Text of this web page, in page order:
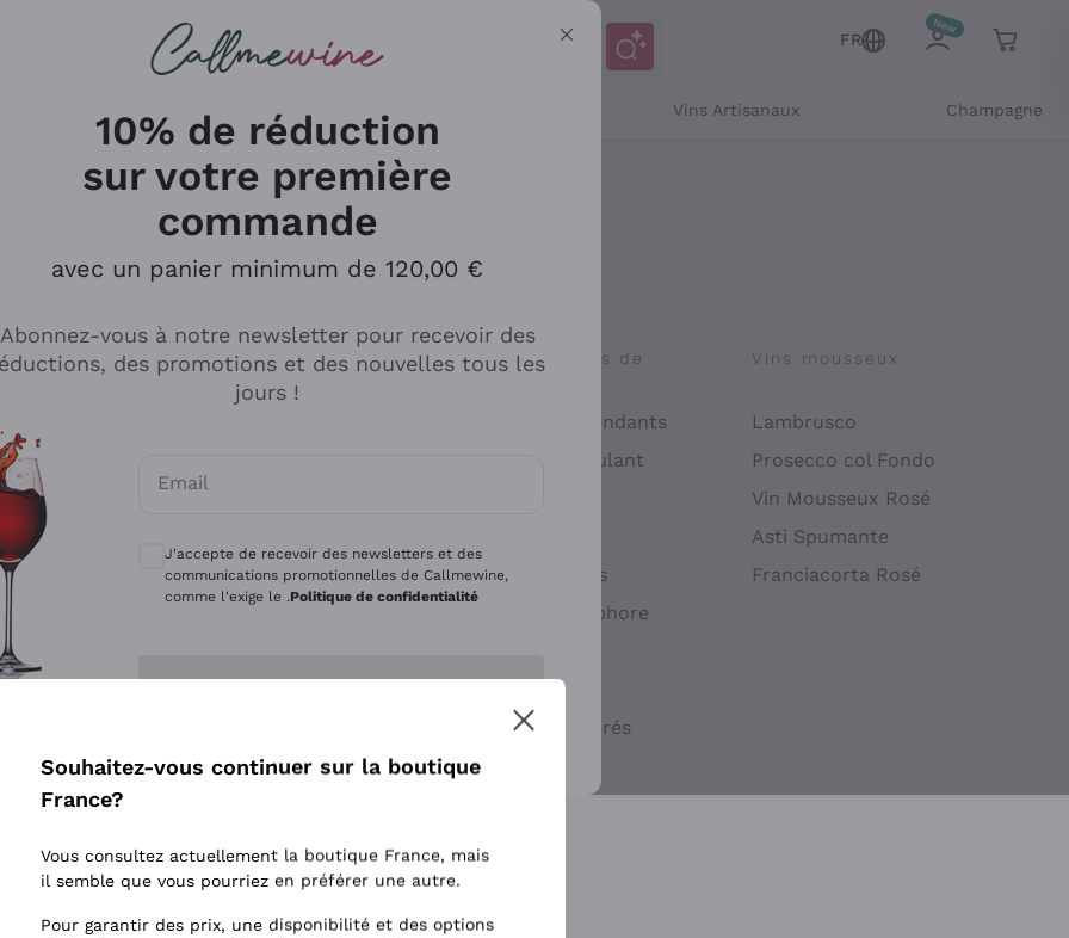
FR
Vins Artisanaux Champagne
Explorer le catalogue
Producteurs
Mascarello Bartolo
Rinaldi Giuseppe
Tenuta San Leonardo
Alessandra Divella
Sedilesu
Les philosophies de
Vignerons Indépendants
Recoltant Manipulant
Levures indigènes
Vins Faits en Amphore
Vins Biologiques
Vins blancs macérés
Vins mousseux
Lambrusco
Prosecco col Fondo
Vin Mousseux Rosé
Asti Spumante
Franciacorta Rosé
10% de réduction
sur votre première
commande
avec un panier minimum de 120,00 €
Abonnez-vous à notre newsletter pour recevoir des
des promotions et des nouvelles tous les
jours !
Email
Consentements optionnels pour recevoir des communications et des offres personnalisées
J'accepte de recevoir des newsletters et des
communications promotionnelles de Callmewine,
comme l'exige le .Politique de confidentialité
Enregistre-moi
plus d'informations, veuillez lire notrePolitique de confidentialité
Souhaitez-vous continuer sur la boutique
France?
Vous consultez actuellement la boutique France, mais
il semble que vous pourriez en préférer une autre.
Pour garantir des prix, une disponibilité et des options